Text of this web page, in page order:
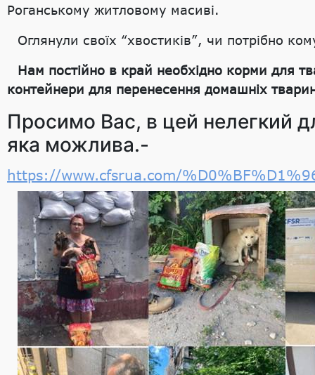
Роганському житловому масиві.
Оглянули своїх “хвостиків”, чи потрібно
Нам постійно в край необхідно корми для
контейнери для перенесення домашніх
Просимо Вас, в цей нелегкий
яка можлива.-
https://www.cfsrua.com/